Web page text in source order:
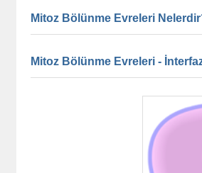
Mitoz Bölünme Evreleri
Mitoz Bölünme Evreleri -